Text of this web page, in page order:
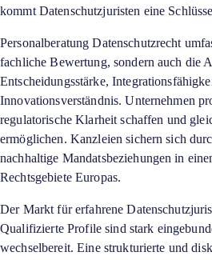
kommt Datenschutzjuristen eine
Personalberatung Datenschutzrecht
fachliche Bewertung, sondern auch die
Entscheidungsstärke,
Innovationsverständnis. Unternehmen
regulatorische Klarheit schaffen und
ermöglichen. Kanzleien sichern sich
nachhaltige Mandatsbeziehungen in
Rechtsgebiete Europas.
Der Markt für erfahrene
Qualifizierte Profile sind stark
wechselbereit. Eine strukturierte und